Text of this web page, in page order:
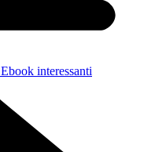
Ebook interessanti